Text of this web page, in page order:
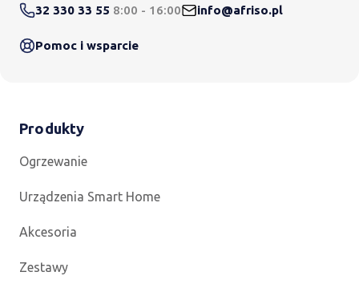
32 330 33 55 8:00 - 16:00 info@afriso.pl
Pomoc i wsparcie
Produkty
Ogrzewanie
Urządzenia Smart Home
Akcesoria
Zestawy